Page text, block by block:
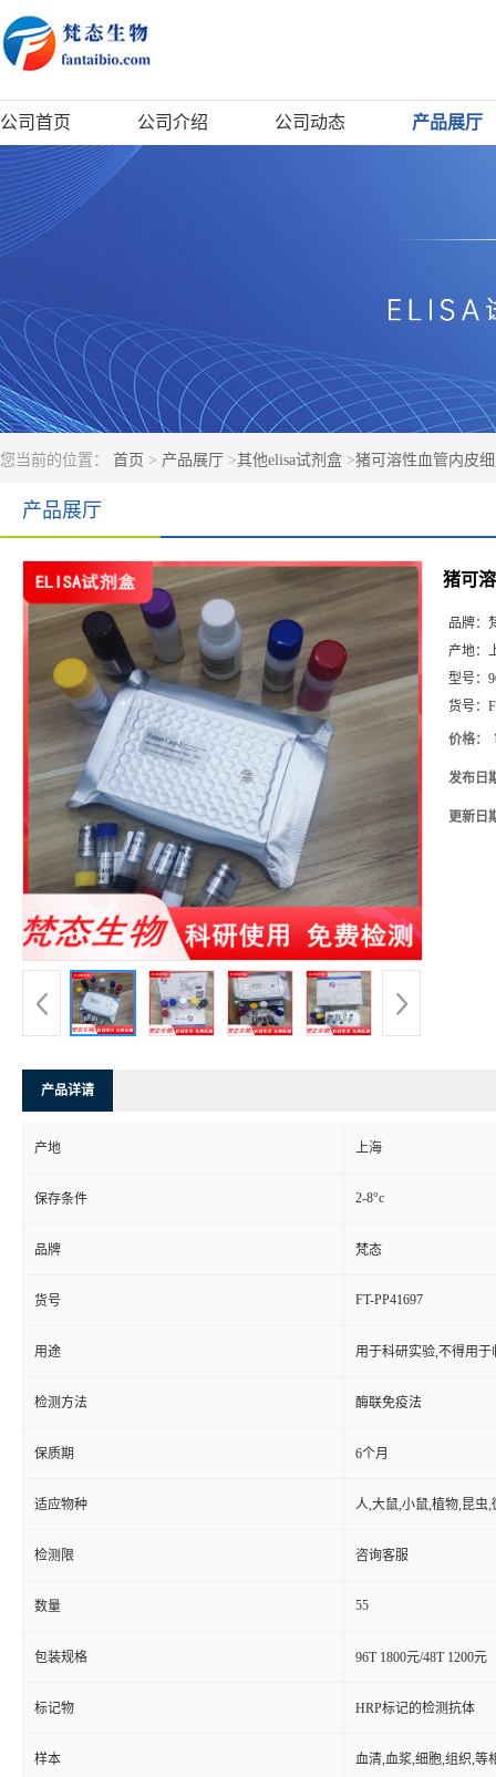
公司首页 公司介绍 公司动态 产品展厅
您当前的位置： 首页 > 产品展厅 >其他elisa试剂盒 >猪可溶性血管内皮
产品展厅
猪可
品牌：
产地：
型号：
货号：
价格：
发布日
更新日
产品详请
产地 上海
保存条件 2-8°c
品牌 梵态
货号 FT-PP41697
用途 用于科研实验,不得用于
检测方法 酶联免疫法
保质期 6个月
适应物种 人,大鼠,小鼠,植物,昆虫,
检测限 咨询客服
数量 55
包装规格 96T 1800元/48T 1200元
标记物 HRP标记的检测抗体
样本 血清,血浆,细胞,组织,等